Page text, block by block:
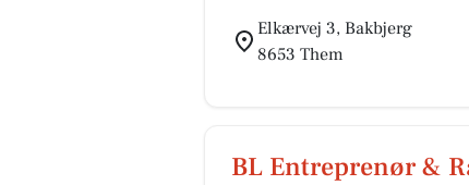
Elkærvej 3, Bakbjerg
8653 Them
BL Entreprenør &